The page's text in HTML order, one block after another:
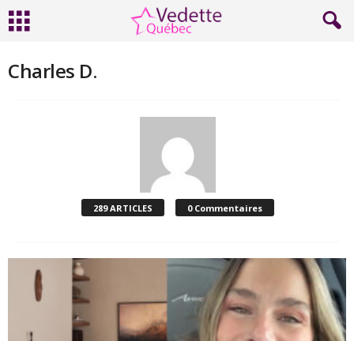
Charles D.
289 ARTICLES 0 Commentaires